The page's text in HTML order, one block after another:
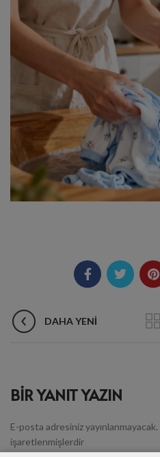
DAHA YENI
BIR YANIT YAZIN
E-posta adresiniz yayınlanmayacak.
işaretlenmişlerdir